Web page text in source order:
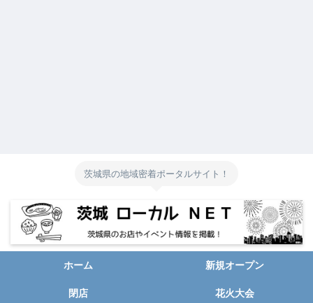
茨城県の地域密着ポータルサイト！
ホーム 新規オープン
閉店 花火大会